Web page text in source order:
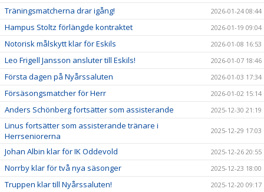
Träningsmatcherna drar igång! 2026-01-24 08:44
Hampus Stoltz förlängde kontraktet 2026-01-19 09:04
Notorisk målskytt klar för Eskils 2026-01-08 16:53
Leo Frigell Jansson ansluter till Eskils! 2026-01-07 18:46
Första dagen på Nyårssaluten 2026-01-03 17:34
Försäsongsmatcher för Herr 2026-01-02 15:14
Anders Schönberg fortsätter som assisterande 2025-12-30 21:19
Linus fortsätter som assisterande tränare i
Herrseniorerna
2025-12-29 17:03
Johan Albin klar för IK Oddevold 2025-12-26 20:55
Norrby klar för två nya säsonger 2025-12-23 18:00
Truppen klar till Nyårssaluten! 2025-12-20 09:17